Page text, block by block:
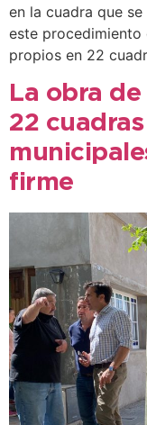
en la cuadra que
este procedimiento
propios en 22
La obra
22
firme